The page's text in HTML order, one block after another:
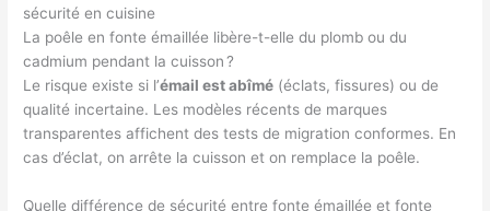
sécurité en cuisine
La poêle en fonte émaillée libère-t-elle du plomb ou du
cadmium pendant la cuisson ?
Le risque existe si l’émail est abîmé (éclats, fissures) ou de
qualité incertaine. Les modèles récents de marques
transparentes affichent des tests de migration conformes. En
cas d’éclat, on arrête la cuisson et on remplace la poêle.
Quelle différence de sécurité entre fonte émaillée et fonte